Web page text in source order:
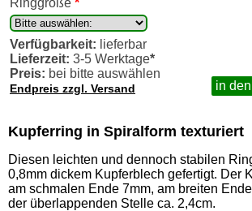
Verfügbarkeit: lieferbar
Lieferzeit: 3-5 Werktage*
Preis: bei bitte auswählen
Endpreis zzgl. Versand in
Kupferring in Spiralform texturiert
Diesen leichten und dennoch stabilen
0,8mm dickem Kupferblech gefertigt. Der
am schmalen Ende 7mm, am breiten
der überlappenden Stelle ca. 2,4cm.